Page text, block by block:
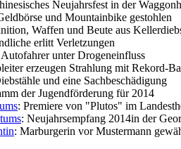
Neujahrsfest in der
und Mountainbike gestohlen
Waffen und Beute aus
erlitt Verletzungen
unter Drogeneinfluss
erzeugen Strahlung mit Rekord-
und eine Sachbeschädigung
der Jugendförderung für 2014
: Premiere von "Plutos" im
: Neujahrsempfang 2014in der
: Marburgerin vor Mustermann